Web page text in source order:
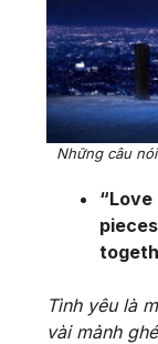
Những câu
“Love
Tình yêu là
vài mảnh